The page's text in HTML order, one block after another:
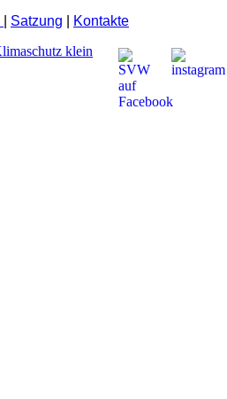
Satzung Kontakte